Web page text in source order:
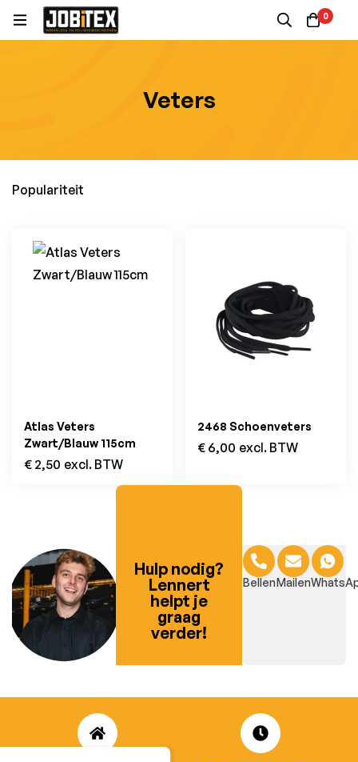
0
Veters
Populariteit
Atlas Veters
Zwart/Blauw 115cm
€ 2,50 excl. BTW
2468 Schoenveters
€ 6,00 excl. BTW
Hulp nodig?
Lennert
helpt je
graag
verder!
BellenMailen